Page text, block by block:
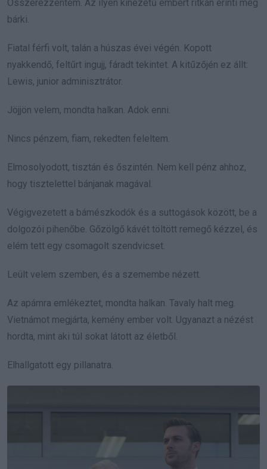
Összerezzentem. Az ilyen kinézetű embert ritkán érinti meg
bárki.
Fiatal férfi volt, talán a húszas évei végén. Kopott
nyakkendő, feltűrt ingujj, fáradt tekintet. A kitűzőjén ez állt:
Lewis, junior adminisztrátor.
Jöjjön velem, mondta halkan. Adok enni.
Nincs pénzem, fiam, rekedten feleltem.
Elmosolyodott, tisztán és őszintén. Nem kell pénz ahhoz,
hogy tisztelettel bánjanak magával.
Végigvezetett a bámészkodók és a suttogások között, be a
dolgozói pihenőbe. Gőzölgő kávét töltött remegő kézzel, és
elém tett egy csomagolt szendvicset.
Leült velem szemben, és a szemembe nézett.
Az apámra emlékeztet, mondta halkan. Tavaly halt meg.
Vietnámot megjárta, kemény ember volt. Ugyanazt a nézést
hordta, mint aki túl sokat látott az életből.
Elhallgatott egy pillanatra.